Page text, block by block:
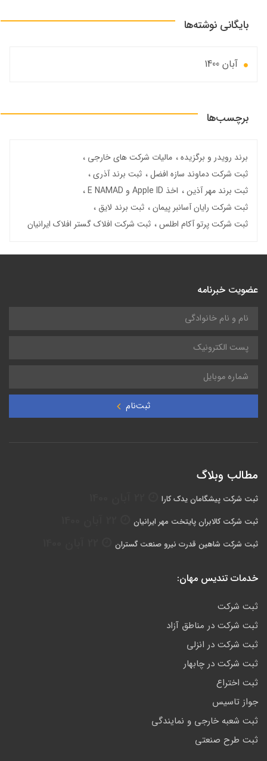
بایگانی نوشته‌ها
آبان 1400
برچسب‌ها
برند رویدر و برگزیده
مالیات شرکت های خارجی
ثبت شرکت دماوند سازه افضل
ثبت برند آذری
ثبت برند مهر آذین
اخذ Apple ID و E NAMAD
ثبت شرکت رایان آسانبر پیمان
ثبت برند لایق
ثبت شرکت پرتو آکام اطلس
ثبت شرکت افلاک گستر افلاک ایرانیان
عضویت خبرنامه
ثبت‌نام
مطالب وبلاگ
ثبت شرکت پیشگامان یدک کارا
ثبت شرکت کالابران پایتخت مهر ایرانیان
ثبت شرکت شاهین قدرت نیرو صنعت گستران
خدمات تندیس مهان:
ثبت شرکت
ثبت شرکت در مناطق آزاد
ثبت شرکت در انزلی
ثبت شرکت در چابهار
ثبت اختراع
جواز تاسیس
ثبت شعبه خارجی و نمایندگی
ثبت طرح صنعتی